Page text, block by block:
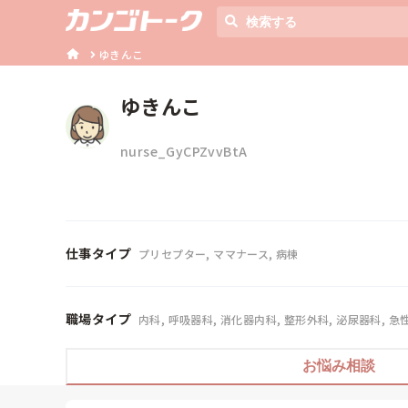
ゆきんこ
ゆきんこ
nurse_GyCPZvvBtA
仕事タイプ プリセプター, ママナース, 病棟
職場タイプ 内科, 呼吸器科, 消化器内科, 整形外科, 泌尿器科, 急
お悩み相談